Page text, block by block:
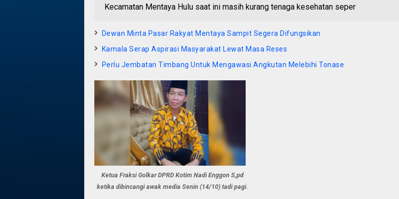
Kecamatan Mentaya Hulu saat ini masih kurang tenaga kesehatan seper
Dewan Minta Pasar Rakyat Mentaya Sampit Segera Difungsikan
Kamala Serap Aspirasi Masyarakat Lewat Masa Reses
Perlu Jembatan Timbang Untuk Mengawasi Angkutan Melebihi Tonase
Ketua Fraksi Golkar DPRD Kotim Nadi Enggon S,pd
ketika dibincangi awak media Senin (14/10) tadi pagi.